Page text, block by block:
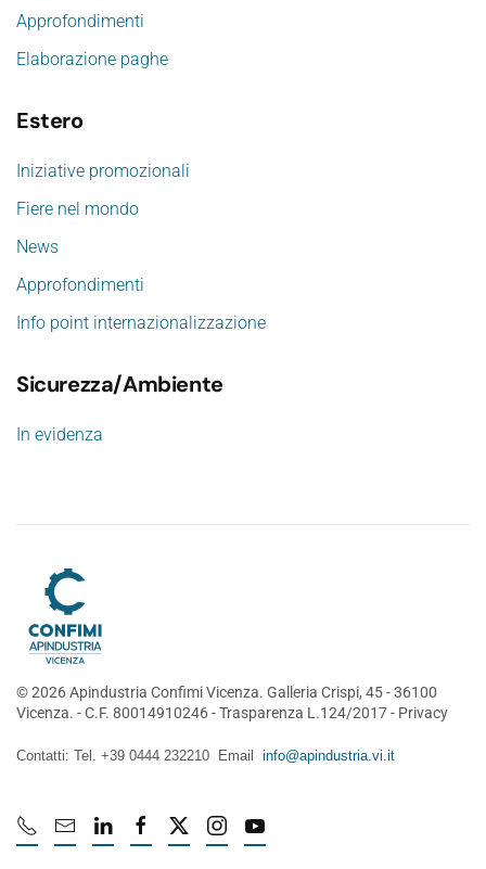
Approfondimenti
Elaborazione paghe
Estero
Iniziative promozionali
Fiere nel mondo
News
Approfondimenti
Info point internazionalizzazione
Sicurezza/Ambiente
In evidenza
©2026Apindustria Confimi Vicenza. Galleria Crispi, 45 - 36100
Vicenza. - C.F. 80014910246 -Trasparenza L.124/2017- Privacy
Contatti: Tel. +39 0444 232210 Email info@apindustria.vi.it